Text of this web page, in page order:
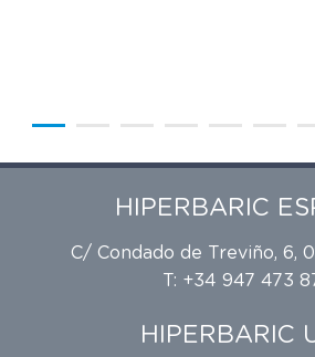
HIPERBARIC
C/ Condado de Treviño, 6,
T: +34 947 473
HIPERBARIC